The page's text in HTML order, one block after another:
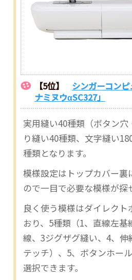
【5位】 シンガーコン
ナミヌウαSC327」
実用縫い40種類（ボタン
り縫い40種類、文字縫い
種類となります。
模様設定はトップカバー裏
ので一目で必要な模様が探
良く使う模様はダイレクト
おり、5種類（1、直線左基
線、3ジグザグ縫い、4、伸
テッチ）、5、ボタンホー
選択できます。